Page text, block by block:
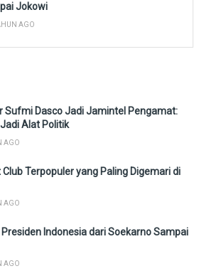
Jokowi
AGO
Sufmi Dasco Jadi Jamintel Pengamat:
Alat Politik
AGO
Club Terpopuler yang Paling Digemari di
AGO
Indonesia dari Soekarno Sampai
AGO